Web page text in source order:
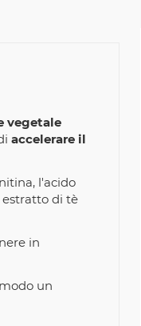
vegetale
accelerare il
l'acido
estratto di tè
in
un